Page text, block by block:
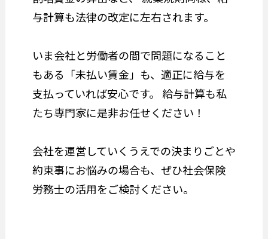
与計算も法律の改定に左右されます。
いま会社と労働者の間で問題になること
もある「未払い賃金」も、適正に給与を
支払っていれば安心です。 給与計算も私
たち専門家に是非お任せください！
会社を運営していくうえでの決まりごとや
約束事にお悩みの場合も、ぜひ社会保険
労務士の活用をご検討ください。